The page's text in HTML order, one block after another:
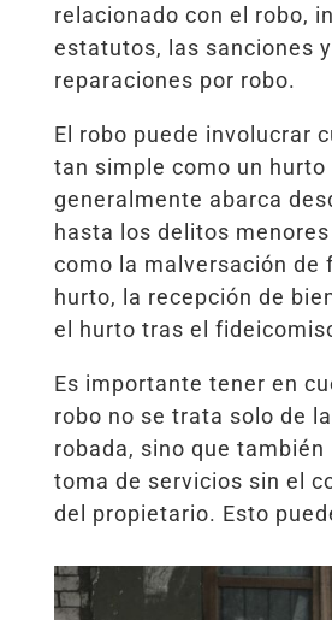
relacionado con el robo,
estatutos, las sanciones
reparaciones por robo.
El robo puede involucrar
tan simple como un hurto
generalmente abarca
hasta los delitos
como la malversación de
hurto, la recepción de
el hurto tras el
Es importante tener en
robo no se trata solo de
robada, sino que también
toma de servicios sin el
del propietario. Esto